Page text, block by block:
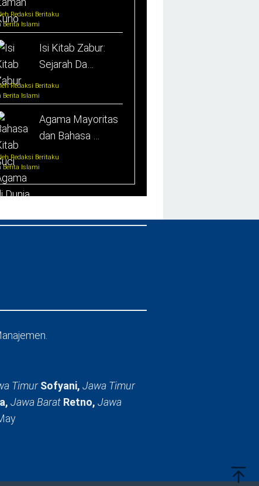
Redaksi Beritaku
Berita Islami
Isi Kitab Zabur:
Sejarah Da…
Redaksi Beritaku
Berita Islami
Agama Mayoritas
dan Bahasa …
Redaksi Beritaku
Berita Islami
TimurSofyani, Jawa Timur
Jawa Barat Retno, Jawa